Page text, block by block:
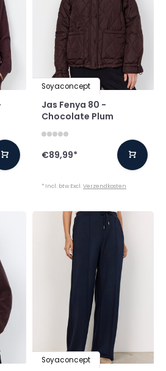
Soyaconcept
Jas Fenya 80 -
Chocolate Plum
€89,99*
* Incl. btw Excl.Verzendkosten
Soyaconcept